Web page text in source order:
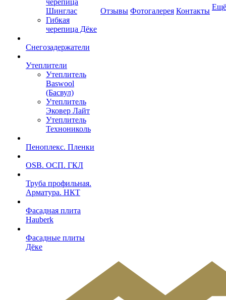
черепица
Шинглас
Гибкая
черепица Дёке
Снегозадержатели
Утеплители
Утеплитель
Baswool
(Басвул)
Утеплитель
Эковер Лайт
Утеплитель
Технониколь
Пеноплекс. Пленки
OSB. ОСП. ГКЛ
Труба профильная.
Арматура. НКТ
Фасадная плита
Hauberk
Фасадные плиты
Дёке
Отзывы Фотогалерея Контакты Ещё